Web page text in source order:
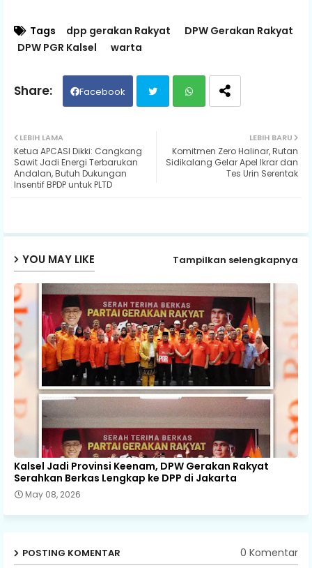
Tags dpp gerakan Rakyat
DPW Gerakan Rakyat
DPW PGR Kalsel
warta
Facebook
ats
LEBIH BARU
Komitmen Zero Halinar, Rutan
Sidikalang Gelar Apel Ikrar dan
Tes Urin Serentak
LEBIH LAMA
Ketua APCASI Dikki: Cangkang
Sawit Jadi Energi Terbarukan
Andalan, Butuh Dukungan
Insentif BPDP untuk PLTD
YOU MAY LIKE Tampilkan selengkapnya
Kalsel Jadi Provinsi Keenam, DPW Gerakan Rakyat
Serahkan Berkas Lengkap ke DPP di Jakarta
May 08, 2026
POSTING KOMENTAR 0 Komentar